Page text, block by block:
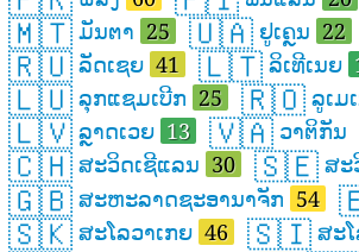
🇲🇹 ມັນຕາ 25 🇺🇦 ຢູເຄຼນ 22
🇷🇺 ລັດເຊຍ 41 🇱🇹 ລິເທີເນຍ
🇱🇺 ລຸກແຊມເບີກ 25 🇷🇴 ລູເມ
🇱🇻 ລຼາດເວຍ 13 🇻🇦 ວາຕິກັນ
🇨🇭 ສະວິດເຊີແລນ 30 🇸🇪 ສະ
🇬🇧 ສະຫະລາດຊະອານາຈັກ 54
🇸🇰 ສະໂລວາເກຍ 46 🇸🇮 ສະ